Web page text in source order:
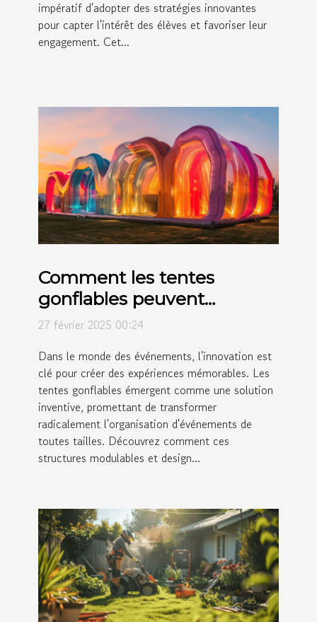
impératif d'adopter des stratégies innovantes
pour capter l'intérêt des élèves et favoriser leur
engagement. Cet...
Comment les tentes
gonflables peuvent
révolutionner vos
27 février 2025 00:24
Dans le monde des événements, l'innovation est
clé pour créer des expériences mémorables. Les
tentes gonflables émergent comme une solution
inventive, promettant de transformer
radicalement l'organisation d'événements de
toutes tailles. Découvrez comment ces
structures modulables et design...